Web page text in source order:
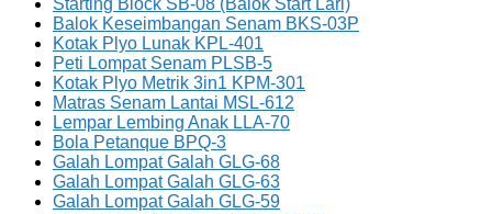
Balok Keseimbangan Senam BKS-03P
Kotak Plyo Lunak KPL-401
Peti Lompat Senam PLSB-5
Kotak Plyo Metrik 3in1 KPM-301
Matras Senam Lantai MSL-612
Lempar Lembing Anak LLA-70
Bola Petanque BPQ-3
Galah Lompat Galah GLG-68
Galah Lompat Galah GLG-63
Galah Lompat Galah GLG-59